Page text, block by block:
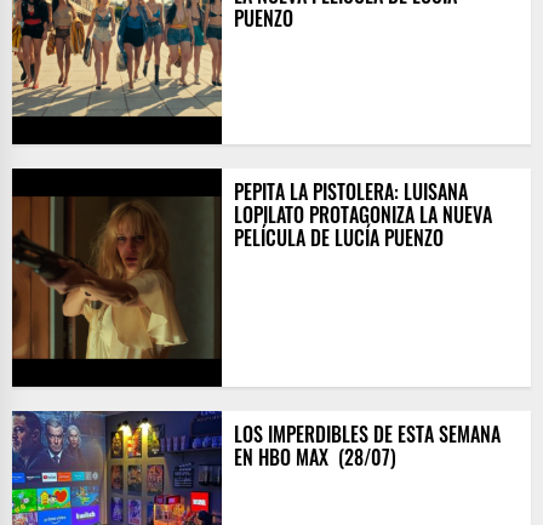
PUENZO
PEPITA LA PISTOLERA: LUISANA
LOPILATO PROTAGONIZA LA NUEVA
PELÍCULA DE LUCÍA PUENZO
LOS IMPERDIBLES DE ESTA SEMANA
EN HBO MAX ​ (28/07)